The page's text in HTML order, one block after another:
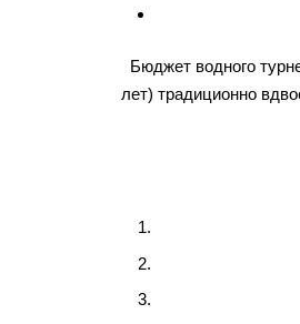
Бюджет водного
лет) традиционно